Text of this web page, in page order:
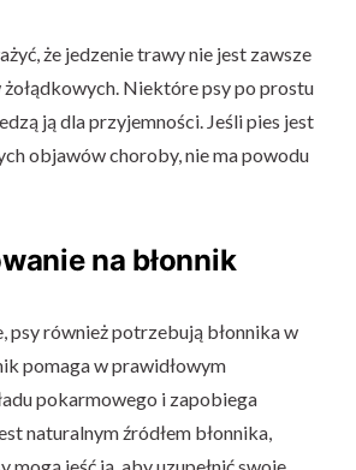
że jedzenie trawy nie jest zawsze
Niektóre psy po prostu
ją dla przyjemności. Jeśli pies jest
objawów choroby, nie ma powodu
na błonnik
psy również potrzebują błonnika w
pomaga w prawidłowym
pokarmowego i zapobiega
naturalnym źródłem błonnika,